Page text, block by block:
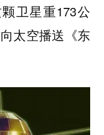
卫星重173公
太空播送《东